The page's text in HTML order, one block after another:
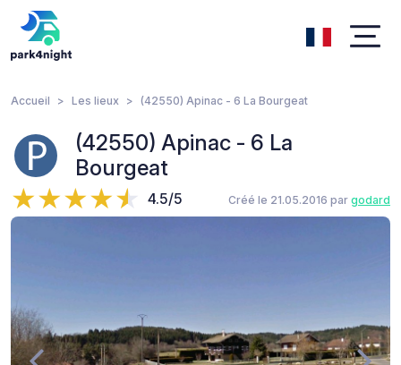
Accueil Les lieux (42550) Apinac - 6 La Bourgeat
(42550) Apinac - 6 La
Bourgeat
4.5/5 Créé le 21.05.2016 par godard